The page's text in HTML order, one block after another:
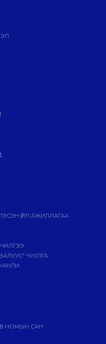
ҮЙЛ АЖИЛЛАГАА
ЧУУЛГА
НОМЫН САН